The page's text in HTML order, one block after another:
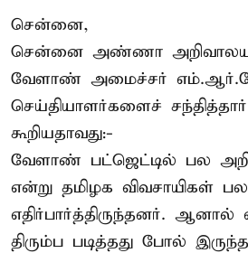
சென்னை,
சென்னை அண்ணா
வேளாண் அமைச்சர்
செய்தியாளர்களைச்
கூறியதாவது:-
வேளாண் பட்ஜெட்டில் பல
என்று தமிழக விவசாயிகள்
எதிர்பார்த்திருந்தனர்.
திரும்ப படித்தது போல்